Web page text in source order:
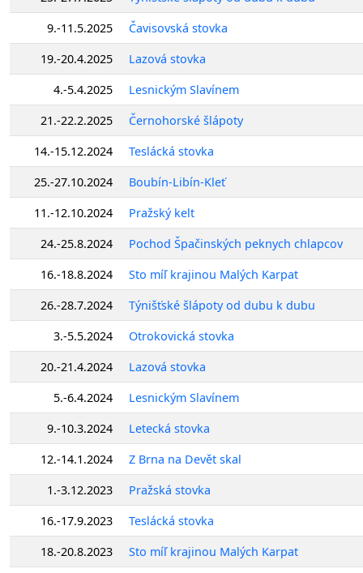
9.-11.5.2025
Čavisovská stovka
19.-20.4.2025
Lazová stovka
4.-5.4.2025
Lesnickým Slavínem
21.-22.2.2025
Černohorské šlápoty
14.-15.12.2024
Teslácká stovka
25.-27.10.2024
Boubín-Libín-Kleť
11.-12.10.2024
Pražský kelt
24.-25.8.2024
Pochod Špačinských peknych chlapcov
16.-18.8.2024
Sto míľ krajinou Malých Karpat
26.-28.7.2024
Týnišťské šlápoty od dubu k dubu
3.-5.5.2024
Otrokovická stovka
20.-21.4.2024
Lazová stovka
5.-6.4.2024
Lesnickým Slavínem
9.-10.3.2024
Letecká stovka
12.-14.1.2024
Z Brna na Devět skal
1.-3.12.2023
Pražská stovka
16.-17.9.2023
Teslácká stovka
18.-20.8.2023
Sto míľ krajinou Malých Karpat